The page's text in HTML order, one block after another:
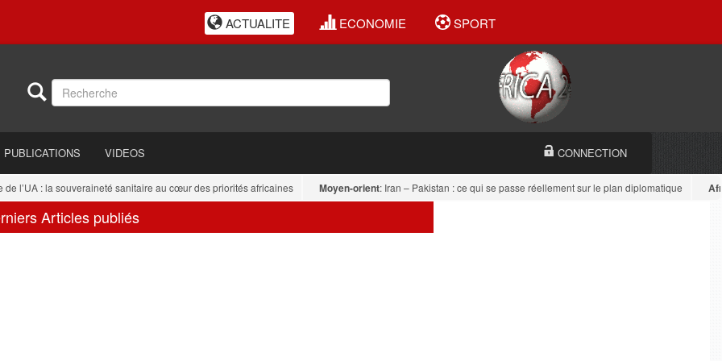
ACTUALITE ECONOMIE SPORT
PUBLICATIONS VIDEOS CONNECTION
l’UA : la souveraineté sanitaire au cœur des priorités africaines Moyen-orient: Iran – Pakistan : ce qui se passe réellement sur le plan diplomatique
Articles publiés